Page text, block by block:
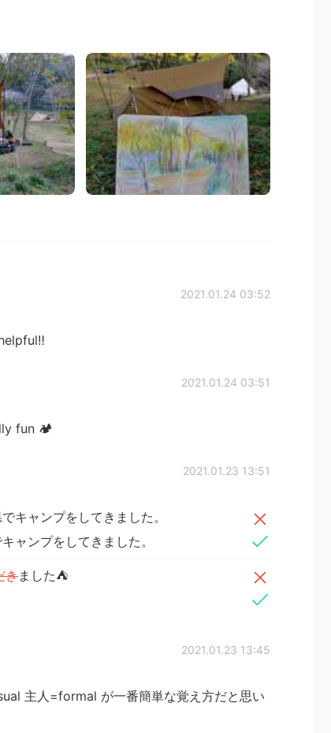
2021.01.24 03:52
2021.01.24 03:51
fun 🏕️
2021.01.23 13:51
キャンプをしてきました。
ャンプをしてきました。
きました⛺
2021.01.23 13:45
主人=formal が一番簡単な覚え方だと思い